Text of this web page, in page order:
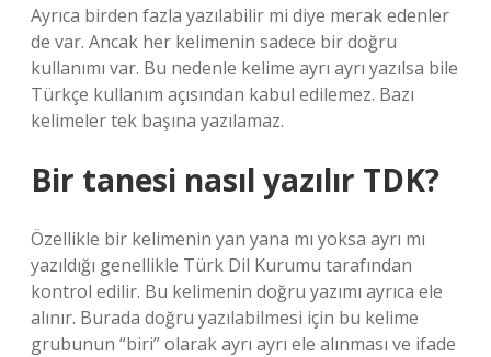
Ayrıca birden fazla yazılabilir mi diye merak edenler
de var. Ancak her kelimenin sadece bir doğru
kullanımı var. Bu nedenle kelime ayrı ayrı yazılsa bile
Türkçe kullanım açısından kabul edilemez. Bazı
kelimeler tek başına yazılamaz.
Bir tanesi nasıl yazılır TDK?
Özellikle bir kelimenin yan yana mı yoksa ayrı mı
yazıldığı genellikle Türk Dil Kurumu tarafından
kontrol edilir. Bu kelimenin doğru yazımı ayrıca ele
alınır. Burada doğru yazılabilmesi için bu kelime
grubunun “biri” olarak ayrı ayrı ele alınması ve ifade